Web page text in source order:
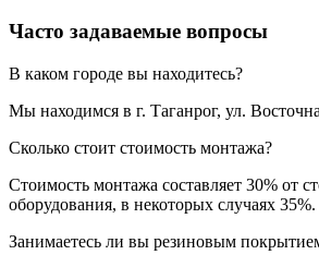
Часто задаваемые вопросы
В каком городе вы находитесь?
Мы находимся в г. Таганрог, ул.
Сколько стоит стоимость монтажа?
Стоимость монтажа составляет 30% от
оборудования, в некоторых случаях 35%.
Занимаетесь ли вы резиновым